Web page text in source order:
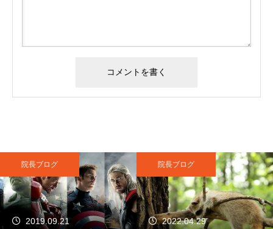
院長ブログ
2022.04.29
PR記事
2019.03.22